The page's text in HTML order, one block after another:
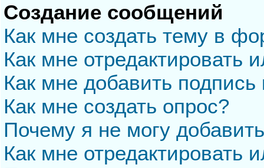
Создание сообщений
Как мне создать тему в
Как мне отредактировать
Как мне добавить
Как мне создать опрос?
Почему я не могу
Как мне отредактировать